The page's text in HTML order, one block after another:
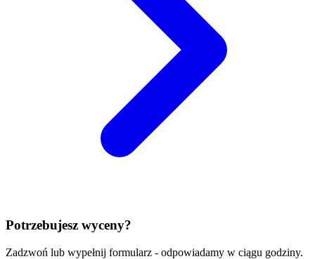
Potrzebujesz wyceny?
Zadzwoń lub wypełnij formularz - odpowiadamy w ciągu godziny.